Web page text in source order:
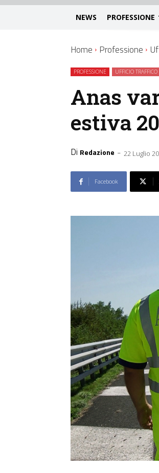
NEWS PROFESSIONE
Home Professione
PROFESSIONE UFFICIO TRAFFICO
Anas
estiva
Di Redazione - 22 Luglio
Facebook